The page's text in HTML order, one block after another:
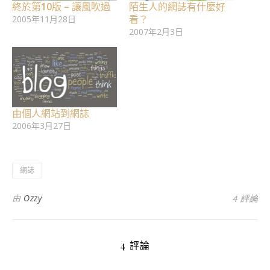
終於第10版 – 讓風吹過
2005年11月28日
陌生人的網誌有什麼好
看？
2007年2月3日
由個人網站到網誌
2006年3月27日
網誌
由 Ozzy 4 評論
4 評論